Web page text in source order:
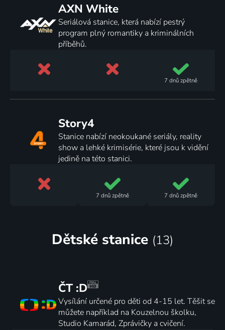
AXN White
Seriálová stanice, která nabízí pestrý
program plný romantiky a kriminálních
příběhů.
7 dnůzpětně
Story4
Stanice nabízí neokoukané seriály, reality
show a lehké krimisérie, které jsou k vidění
jedině na této stanici.
7 dnůzpětně 7 dnůzpětně
Dětské stanice (13)
ČT :D
Vysílání určené pro děti od 4-15 let. Těšit se
můžete například na Kouzelnou školku,
Studio Kamarád, Zprávičky a cvičení.